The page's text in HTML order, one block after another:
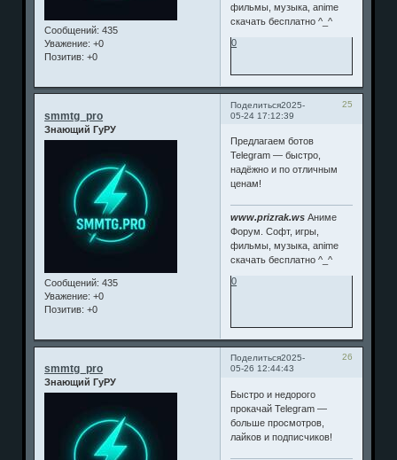
Сообщений: 435
Уважение: +0
Позитив: +0
фильмы, музыка, anime
скачать бесплатно ^_^
0
Поделиться 25
2025-
05-24 17:12:39
smmtg_pro
Знающий ГуРУ
Сообщений: 435
Уважение: +0
Позитив: +0
Предлагаем ботов
Telegram — быстро,
надёжно и по отличным
ценам!
www.prizrak.ws Аниме
Форум. Софт, игры,
фильмы, музыка, anime
скачать бесплатно ^_^
0
Поделиться 26
2025-
05-26 12:44:43
smmtg_pro
Знающий ГуРУ
Быстро и недорого
прокачай Telegram —
больше просмотров,
лайков и подписчиков!